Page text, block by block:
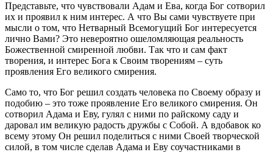
Представьте, что чувствовали Адам и Ева, когда Бог сотворил
их и проявил к ним интерес. А что Вы сами чувствуете при
мысли о том, что Нетварный Всемогущий Бог интересуется
лично Вами? Это невероятно ошеломляющая реальность
Божественной смиренной любви. Так что и сам факт
творения, и интерес Бога к Своим творениям – суть
проявления Его великого смирения.
Само то, что Бог решил создать человека по Своему образу и
подобию – это тоже проявление Его великого смирения. Он
сотворил Адама и Еву, гулял с ними по райскому саду и
даровал им великую радость дружбы с Собой. А вдобавок ко
всему этому Он решил поделиться с ними Своей творческой
силой, в том числе сделав Адама и Еву соучастниками в